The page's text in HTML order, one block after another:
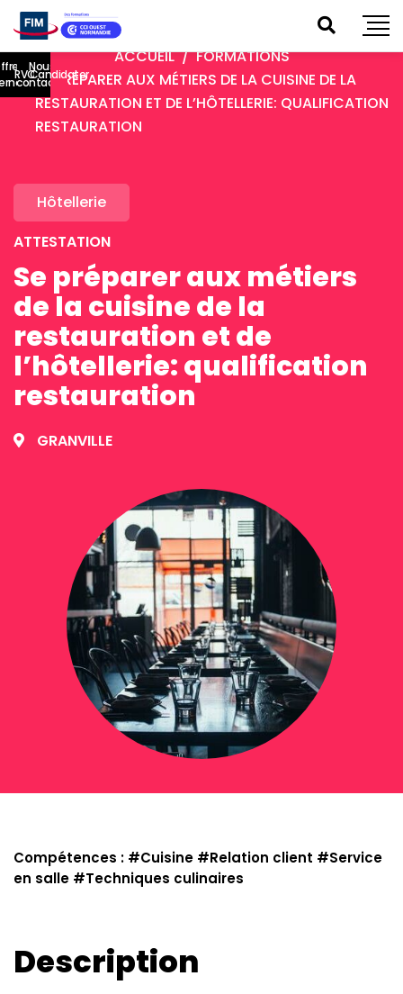
Candidater
RVO
Nous
contacter
ACCUEIL
FORMATIONS
SE PRÉPARER AUX MÉTIERS DE LA CUISINE DE LA
RESTAURATION ET DE L’HÔTELLERIE: QUALIFICATION
RESTAURATION
Hôtellerie
ATTESTATION
Se préparer aux métiers
de la cuisine de la
restauration et de
l’hôtellerie: qualification
restauration
GRANVILLE
Compétences : #Cuisine #Relation client #Service
en salle #Techniques culinaires
Description